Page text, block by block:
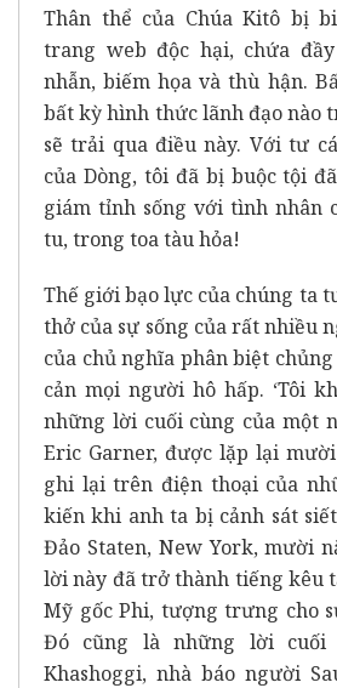
Thân thể của Chúa Kitô bị
trang web độc hại, chứa
nhẫn, biếm họa và thù hận.
bất kỳ hình thức lãnh đạo nào
sẽ trải qua điều này. Với tư
của Dòng, tôi đã bị buộc tội
giám tỉnh sống với tình nhân
tu, trong toa tàu hỏa!
Thế giới bạo lực của chúng ta
thở của sự sống của rất nhiều
của chủ nghĩa phân biệt
cản mọi người hô hấp. ‘Tôi
những lời cuối cùng của một
Eric Garner, được lặp lại
ghi lại trên điện thoại của
kiến khi anh ta bị cảnh sát
Đảo Staten, New York, mười
lời này đã trở thành tiếng kêu
Mỹ gốc Phi, tượng trưng cho
Đó cũng là những lời cuối
Khashoggi, nhà báo người